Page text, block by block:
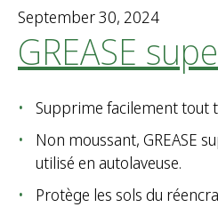
September 30, 2024
GREASE
Supprime facilement tout
Non moussant, GREASE
utilisé en autolaveuse.
Protège les sols du